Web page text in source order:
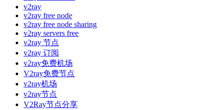
v2ray
v2ray free node
v2ray free node sharing
v2ray servers free
v2ray 节点
v2ray 订阅
v2ray免费机场
V2ray免费节点
v2ray机场
v2ray节点
V2Ray节点分享